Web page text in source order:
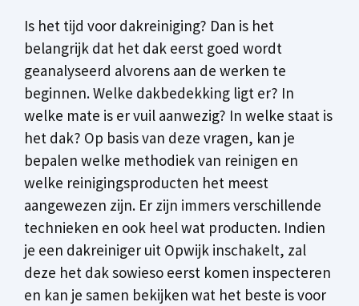
Is het tijd voor dakreiniging? Dan is het
belangrijk dat het dak eerst goed wordt
geanalyseerd alvorens aan de werken te
beginnen. Welke dakbedekking ligt er? In
welke mate is er vuil aanwezig? In welke staat is
het dak? Op basis van deze vragen, kan je
bepalen welke methodiek van reinigen en
welke reinigingsproducten het meest
aangewezen zijn. Er zijn immers verschillende
technieken en ook heel wat producten. Indien
je een dakreiniger uit Opwijk inschakelt, zal
deze het dak sowieso eerst komen inspecteren
en kan je samen bekijken wat het beste is voor